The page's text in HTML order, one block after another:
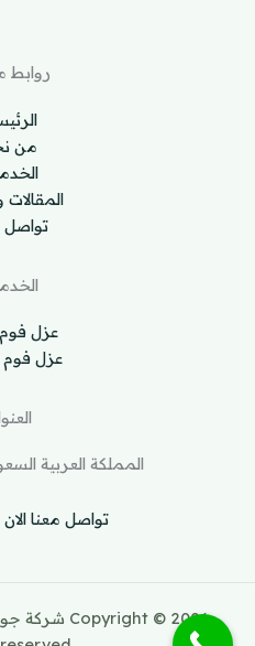
روابط
من
المقالات
تواصل
عزل
عزل فوم
المملكة العربية
تواصل معنا الان 0557875677